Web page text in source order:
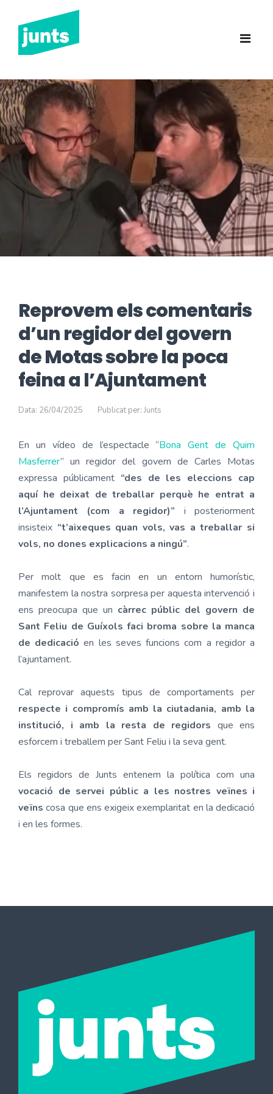
Junts Sant Feliu de
Guíxols
INICI
CANDIDATURA 2023
NOTÍCIES
BUTLLETINS
INCIDÈNCIES
Reprovem els comentaris
d’un regidor del govern
de Motas sobre la poca
feina a l’Ajuntament
Data: 26/04/2025 Publicat per: Junts
En un vídeo de l’espectacle “Bona Gent de Quim
Masferrer” un regidor del govern de Carles Motas
expressa públicament “des de les eleccions cap
aquí he deixat de treballar perquè he entrat a
l’Ajuntament (com a regidor)” i posteriorment
insisteix “t’aixeques quan vols, vas a treballar si
vols, no dones explicacions a ningú”.
Per molt que es facin en un entorn humorístic,
manifestem la nostra sorpresa per aquesta intervenció i
ens preocupa que un càrrec públic del govern de
Sant Feliu de Guíxols faci broma sobre la manca
de dedicacióen les seves funcions com a regidor a
l’ajuntament.
Cal reprovar aquests tipus de comportaments per
respecte i compromís amb la ciutadania, amb la
institució, i amb la resta de regidors que ens
esforcem i treballem per Sant Feliu i la seva gent.
Els regidors de Junts entenem la política com una
vocació de servei públic a les nostres veïnes i
veïns cosa que ens exigeix exemplaritat en la dedicació
i en les formes.